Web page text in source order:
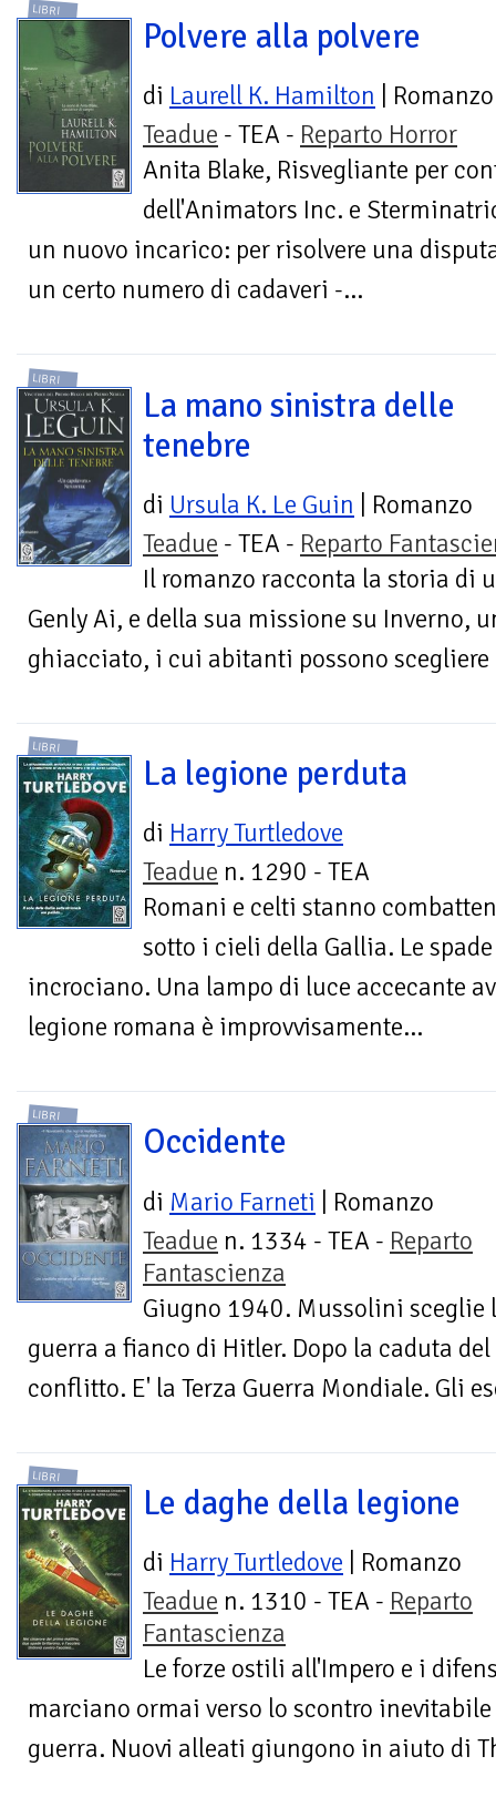
LIBRI
Polvere alla polvere
di Laurell K. Hamilton | Romanzo
Teadue - TEA - Reparto Horror
Anita Blake, Risvegliante per
dell'Animators Inc. e
un nuovo incarico: per risolvere una
un certo numero di cadaveri -...
LIBRI
La mano sinistra delle
tenebre
di Ursula K. Le Guin | Romanzo
Teadue - TEA - Reparto
Il romanzo racconta la storia di
Genly Ai, e della sua missione su Inverno,
ghiacciato, i cui abitanti possono
LIBRI
La legione perduta
di Harry Turtledove
Teadue n. 1290 - TEA
Romani e celti stanno
sotto i cieli della Gallia. Le
incrociano. Una lampo di luce accecante
legione romana è improvvisamente...
LIBRI
Occidente
di Mario Farneti | Romanzo
Teadue n. 1334 - TEA - Reparto
Fantascienza
Giugno 1940. Mussolini
guerra a fianco di Hitler. Dopo la caduta
conflitto. E' la Terza Guerra Mondiale. Gli
LIBRI
Le daghe della legione
di Harry Turtledove | Romanzo
Teadue n. 1310 - TEA - Reparto
Fantascienza
Le forze ostili all'Impero e i
marciano ormai verso lo scontro
guerra. Nuovi alleati giungono in aiuto di